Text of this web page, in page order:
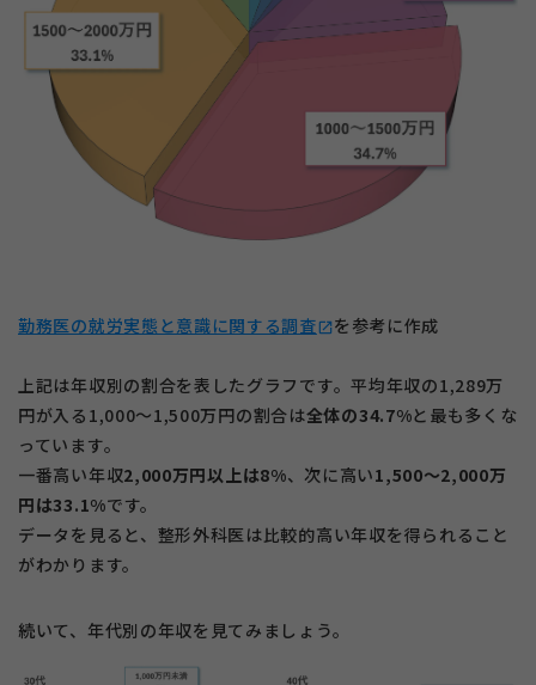
勤務医の就労実態と意識に関する調査 open_in_newを参考に作成
上記は年収別の割合を表したグラフです。平均年収の1,289万
円が入る1,000〜1,500万円の割合は全体の34.7%と最も多くな
っています。
一番高い年収2,000万円以上は8%、次に高い1,500〜2,000万
円は33.1%です。
データを見ると、整形外科医は比較的高い年収を得られること
がわかります。
続いて、年代別の年収を見てみましょう。